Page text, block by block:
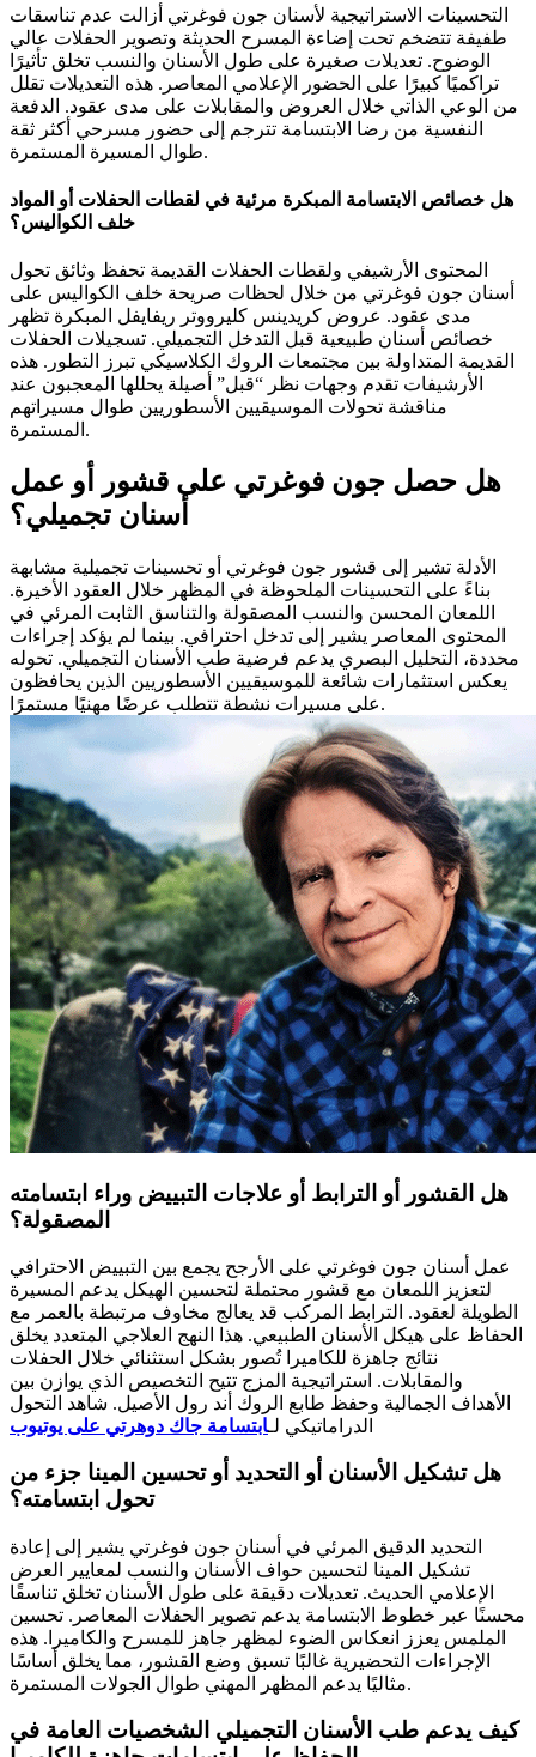
التحسينات الاستراتيجية لأسنان جون فوغرتي أزالت عدم تناسقات
طفيفة تتضخم تحت إضاءة المسرح الحديثة وتصوير الحفلات عالي
الوضوح. تعديلات صغيرة على طول الأسنان والنسب تخلق تأثيرًا
تراكميًا كبيرًا على الحضور الإعلامي المعاصر. هذه التعديلات تقلل
من الوعي الذاتي خلال العروض والمقابلات على مدى عقود. الدفعة
النفسية من رضا الابتسامة تترجم إلى حضور مسرحي أكثر ثقة
طوال المسيرة المستمرة.
هل خصائص الابتسامة المبكرة مرئية في لقطات الحفلات أو المواد
خلف الكواليس؟
المحتوى الأرشيفي ولقطات الحفلات القديمة تحفظ وثائق تحول
أسنان جون فوغرتي من خلال لحظات صريحة خلف الكواليس على
مدى عقود. عروض كريدينس كليرووتر ريفايفل المبكرة تظهر
خصائص أسنان طبيعية قبل التدخل التجميلي. تسجيلات الحفلات
القديمة المتداولة بين مجتمعات الروك الكلاسيكي تبرز التطور. هذه
الأرشيفات تقدم وجهات نظر “قبل” أصيلة يحللها المعجبون عند
مناقشة تحولات الموسيقيين الأسطوريين طوال مسيراتهم
المستمرة.
هل حصل جون فوغرتي على قشور أو عمل
أسنان تجميلي؟
الأدلة تشير إلى قشور جون فوغرتي أو تحسينات تجميلية مشابهة
بناءً على التحسينات الملحوظة في المظهر خلال العقود الأخيرة.
اللمعان المحسن والنسب المصقولة والتناسق الثابت المرئي في
المحتوى المعاصر يشير إلى تدخل احترافي. بينما لم يؤكد إجراءات
محددة، التحليل البصري يدعم فرضية طب الأسنان التجميلي. تحوله
يعكس استثمارات شائعة للموسيقيين الأسطوريين الذين يحافظون
على مسيرات نشطة تتطلب عرضًا مهنيًا مستمرًا.
هل القشور أو الترابط أو علاجات التبييض وراء ابتسامته
المصقولة؟
عمل أسنان جون فوغرتي على الأرجح يجمع بين التبييض الاحترافي
لتعزيز اللمعان مع قشور محتملة لتحسين الهيكل يدعم المسيرة
الطويلة لعقود. الترابط المركب قد يعالج مخاوف مرتبطة بالعمر مع
الحفاظ على هيكل الأسنان الطبيعي. هذا النهج العلاجي المتعدد يخلق
نتائج جاهزة للكاميرا تُصور بشكل استثنائي خلال الحفلات
والمقابلات. استراتيجية المزج تتيح التخصيص الذي يوازن بين
الأهداف الجمالية وحفظ طابع الروك أند رول الأصيل. شاهد التحول
الدراماتيكي لـابتسامة جاك دوهرتي على يوتيوب
هل تشكيل الأسنان أو التحديد أو تحسين المينا جزء من
تحول ابتسامته؟
التحديد الدقيق المرئي في أسنان جون فوغرتي يشير إلى إعادة
تشكيل المينا لتحسين حواف الأسنان والنسب لمعايير العرض
الإعلامي الحديث. تعديلات دقيقة على طول الأسنان تخلق تناسقًا
محسنًا عبر خطوط الابتسامة يدعم تصوير الحفلات المعاصر. تحسين
الملمس يعزز انعكاس الضوء لمظهر جاهز للمسرح والكاميرا. هذه
الإجراءات التحضيرية غالبًا تسبق وضع القشور، مما يخلق أساسًا
مثاليًا يدعم المظهر المهني طوال الجولات المستمرة.
كيف يدعم طب الأسنان التجميلي الشخصيات العامة في